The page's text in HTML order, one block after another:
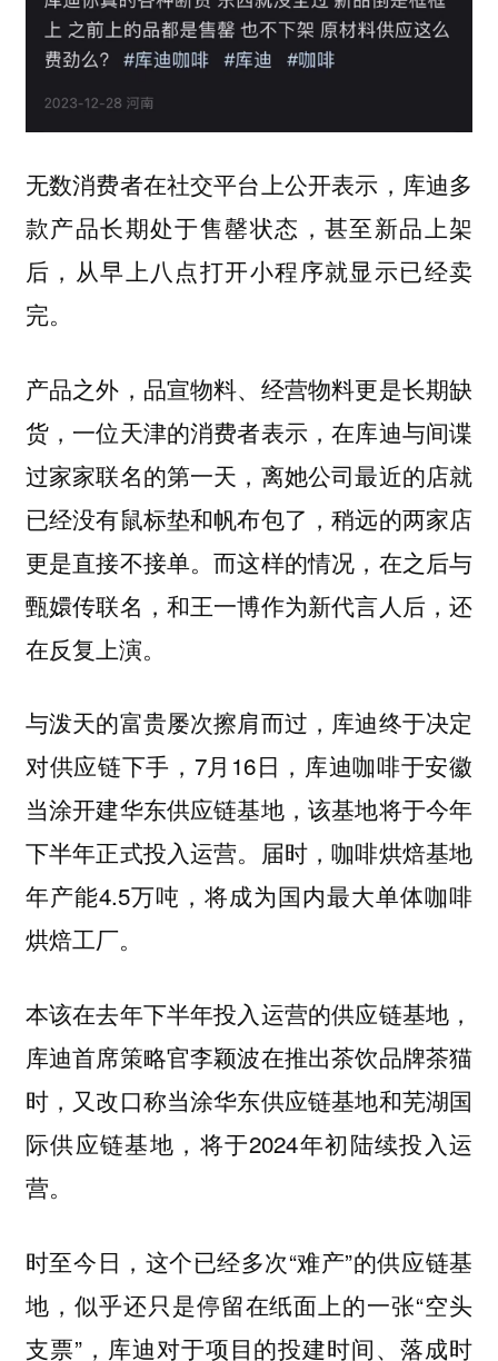
无数消费者在社交平台上公开表示，库迪多
款产品长期处于售罄状态，甚至新品上架
后，从早上八点打开小程序就显示已经卖
完。
产品之外，品宣物料、经营物料更是长期缺
货，一位天津的消费者表示，在库迪与间谍
过家家联名的第一天，离她公司最近的店就
已经没有鼠标垫和帆布包了，稍远的两家店
更是直接不接单。而这样的情况，在之后与
甄嬛传联名，和王一博作为新代言人后，还
在反复上演。
与泼天的富贵屡次擦肩而过，库迪终于决定
对供应链下手，7月16日，库迪咖啡于安徽
当涂开建华东供应链基地，该基地将于今年
下半年正式投入运营。届时，咖啡烘焙基地
年产能4.5万吨，将成为国内最大单体咖啡
烘焙工厂。
本该在去年下半年投入运营的供应链基地，
库迪首席策略官李颖波在推出茶饮品牌茶猫
时，又改口称当涂华东供应链基地和芜湖国
际供应链基地，将于2024年初陆续投入运
营。
时至今日，这个已经多次“难产”的供应链基
地，似乎还只是停留在纸面上的一张“空头
支票”，库迪对于项目的投建时间、落成时